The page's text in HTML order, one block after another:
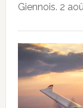
Giennois. 2